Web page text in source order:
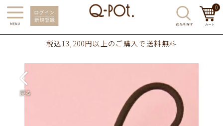
0
税込13,200円以上のご購入で送料無料